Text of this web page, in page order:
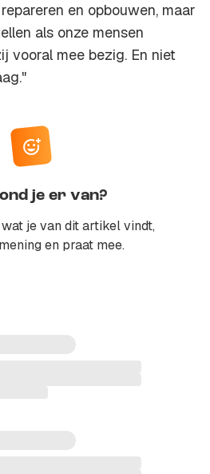
en opbouwen, maar
als onze mensen
vooral mee bezig. En niet
je er van?
je van dit artikel vindt,
en praat mee.